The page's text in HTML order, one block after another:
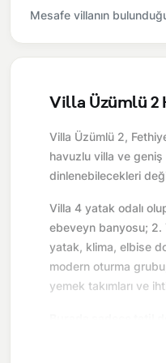
Mesafe villanın
Villa Üzümlü 2
Villa Üzümlü 2,
havuzlu villa ve geniş
dinlenebilecekleri
Villa 4 yatak odalı
ebeveyn banyosu; 2.
yatak, klima, elbise
modern oturma
yemek takımları ve